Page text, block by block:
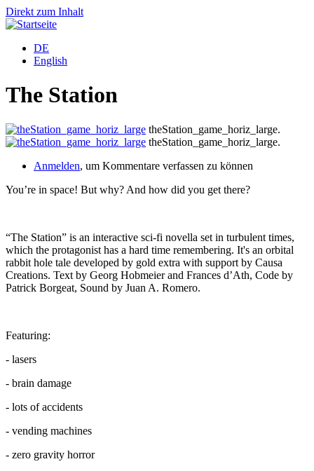
Direkt zum Inhalt
DE
English
The Station
theStation_game_horiz_large.
theStation_game_horiz_large.
Anmelden, um Kommentare verfassen zu können
You’re in space! But why? And how did you get there?
“The Station” is an interactive sci-fi novella set in turbulent times,
which the protagonist has a hard time remembering. It's an orbital
rabbit hole tale developed by gold extra with support by Causa
Creations. Text by Georg Hobmeier and Frances d’Ath, Code by
Patrick Borgeat, Sound by Juan A. Romero.
Featuring:
- lasers
- brain damage
- lots of accidents
- vending machines
- zero gravity horror